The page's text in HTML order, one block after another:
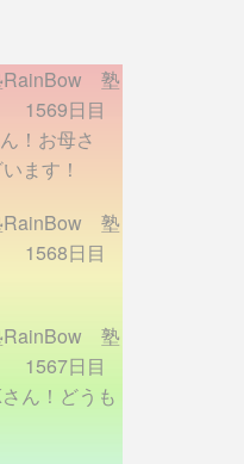
塾
1569日目
！お母さ
ます！
塾
1568日目
塾
1567日目
ん！どうも